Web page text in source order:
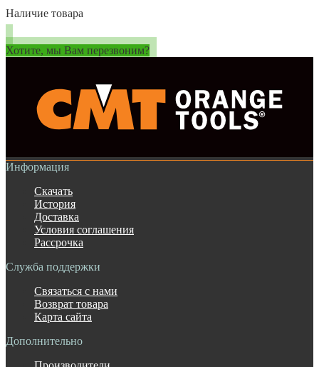
Наличие товара
Хотите, мы Вам перезвоним?
Информация
Скачать
История
Доставка
Условия соглашения
Рассрочка
Служба поддержки
Связаться с нами
Возврат товара
Карта сайта
Дополнительно